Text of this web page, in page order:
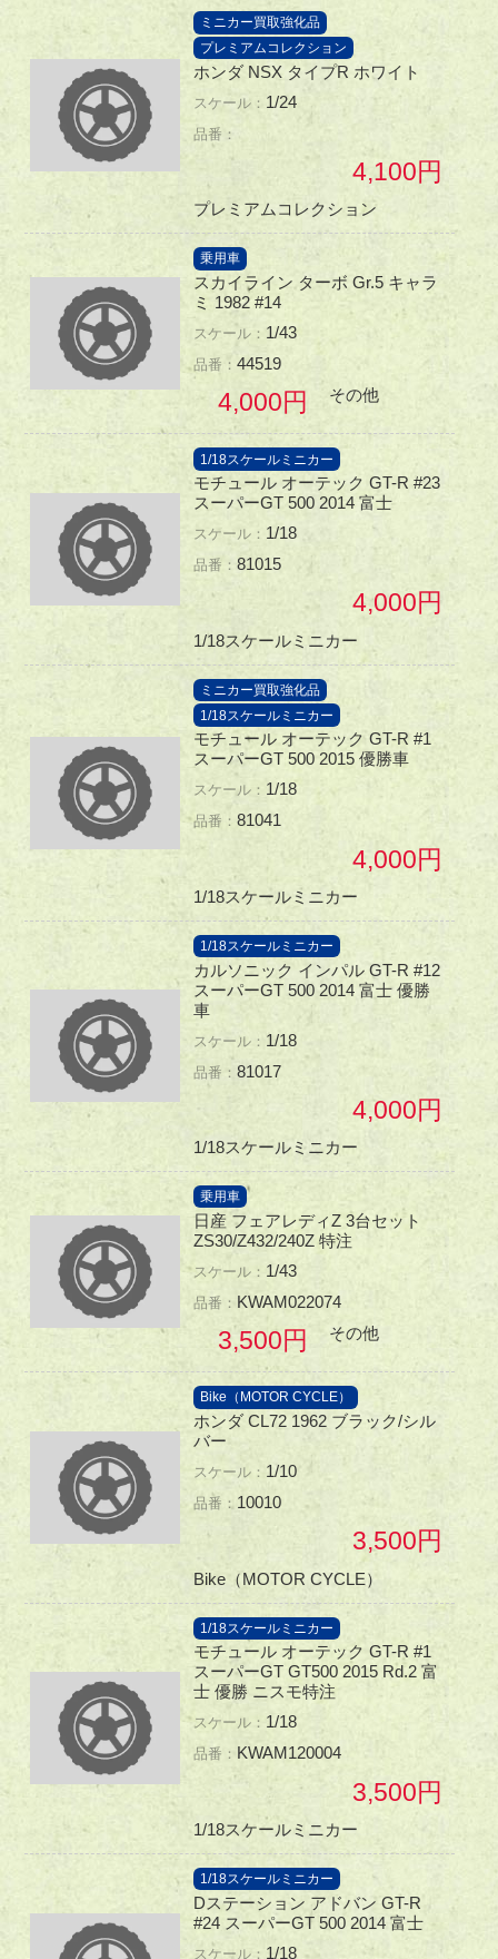
ミニカー買取強化品
プレミアムコレクション
ホンダ NSX タイプR ホワイト
1/24
4,100
プレミアムコレクション
乗用車
スカイライン ターボ Gr.5 キャラ
ミ 1982 #14
1/43
44519
4,000 その他
1/18スケールミニカー
モチュール オーテック GT-R #23
スーパーGT 500 2014 富士
1/18
81015
4,000
1/18スケールミニカー
ミニカー買取強化品
1/18スケールミニカー
モチュール オーテック GT-R #1
スーパーGT 500 2015 優勝車
1/18
81041
4,000
1/18スケールミニカー
1/18スケールミニカー
カルソニック インパル GT-R #12
スーパーGT 500 2014 富士 優勝
車
1/18
81017
4,000
1/18スケールミニカー
乗用車
日産 フェアレディZ 3台セット
ZS30/Z432/240Z 特注
1/43
KWAM022074
3,500 その他
Bike（MOTOR CYCLE）
ホンダ CL72 1962 ブラック/シル
バー
1/10
10010
3,500
Bike（MOTOR CYCLE）
1/18スケールミニカー
モチュール オーテック GT-R #1
スーパーGT GT500 2015 Rd.2 富
士 優勝 ニスモ特注
1/18
KWAM120004
3,500
1/18スケールミニカー
1/18スケールミニカー
Dステーション アドバン GT-R
#24 スーパーGT 500 2014 富士
1/18